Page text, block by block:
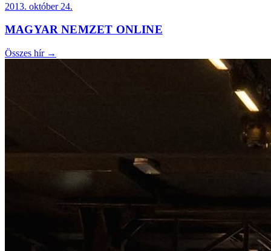
2013. október 24.
MAGYAR NEMZET ONLINE
Összes hír →